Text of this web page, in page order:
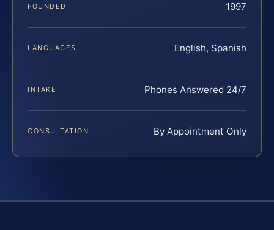
FOUNDED 1997
LANGUAGES English, Spanish
INTAKE Phones Answered 24/7
CONSULTATION By Appointment Only